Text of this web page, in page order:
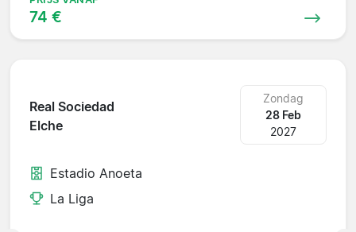
74 €
Real Sociedad
Elche
Zondag
28 Feb
2027
Estadio Anoeta
La Liga